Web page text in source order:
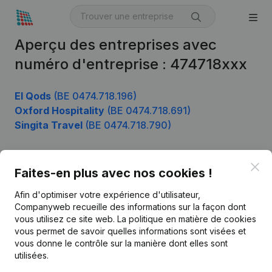
Aperçu des entreprises avec
numéro d'entreprise : 474718xxx
El Qods (BE 0474.718.196)
Oxford Hospitality (BE 0474.718.691)
Singita Travel (BE 0474.718.790)
Faites-en plus avec nos cookies !
Afin d'optimiser votre expérience d'utilisateur,
Companyweb recueille des informations sur la façon dont
vous utilisez ce site web. La politique en matière de cookies
vous permet de savoir quelles informations sont visées et
vous donne le contrôle sur la manière dont elles sont
utilisées.
Français
Kantorenpark Everest
Produit
Informations d’entreprise
Monitoring
Recherche internationale